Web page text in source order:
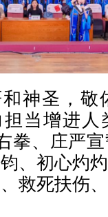
神圣，敬
当增进人
拳、庄严
、初心灼
救死扶伤